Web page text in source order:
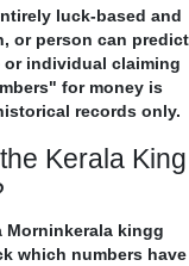
luck-based and
or person can predict
or individual claiming
for money is
records only.
Kerala King
Morninkerala kingg
which numbers have